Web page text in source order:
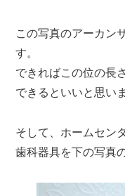
この写真のアーカン
す。
できればこの位の長
できるといいと思い
そして、ホームセン
歯科器具を下の写真